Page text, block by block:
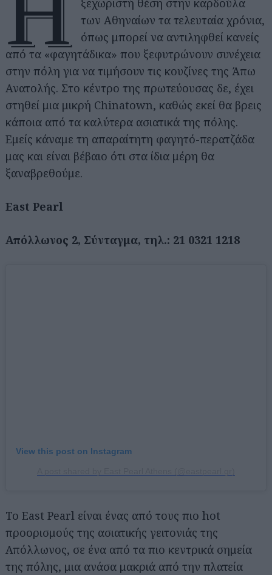
ξεχωριστή θέση στην καρδούλα
των Αθηναίων τα τελευταία χρόνια,
όπως μπορεί να αντιληφθεί κανείς
από τα «φαγητάδικα» που ξεφυτρώνουν συνέχεια
στην πόλη για να τιμήσουν τις κουζίνες της Άπω
Ανατολής. Στο κέντρο της πρωτεύουσας δε, έχει
στηθεί μια μικρή Chinatown, καθώς εκεί θα βρεις
κάποια από τα καλύτερα ασιατικά της πόλης.
Εμείς κάναμε τη απαραίτητη φαγητό-περατζάδα
μας και είναι βέβαιο ότι στα ίδια μέρη θα
ξαναβρεθούμε.
East Pearl
Απόλλωνος 2, Σύνταγμα, τηλ.: 21 0321 1218
View this post on Instagram
Το East Pearl είναι ένας από τους πιο hot
προορισμούς της ασιατικής γειτονιάς της
Απόλλωνος, σε ένα από τα πιο κεντρικά σημεία
της πόλης, μια ανάσα μακριά από την πλατεία